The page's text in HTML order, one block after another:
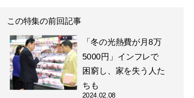
この特集の前回記事
「冬の光熱費が月8万
5000円」インフレで
困窮し、家を失う人た
ちも
2024.02.08